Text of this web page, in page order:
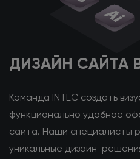
ДИЗАЙН САЙТА
Команда INTEC создать
функционально удобное
сайта. Наши специалисты
уникальные дизайн-